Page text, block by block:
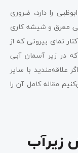
را دارد، ضروری
معرق و شیشه کاری
نمای بیرونی که از
در زیر آسمان آبی
علاقه‌مندید با سایر
مقاله کامل آن را
زیرآب